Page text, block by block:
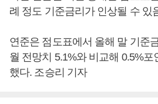
례 정도 기준금리가 인상될 수 있
연준은 점도표에서 올해 말 기준
월 전망치 5.1%와 비교해 0.5%포
했다. 조승리 기자